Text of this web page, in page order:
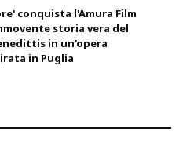
conquista l'Amura Film
storia vera del
in un'opera
in Puglia